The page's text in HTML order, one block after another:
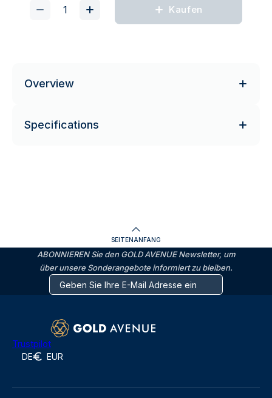
Kaufen
Overview
Specifications
SEITENANFANG
ABONNIEREN Sie den GOLD AVENUE Newsletter, um
über unsere Sonderangebote informiert zu bleiben.
Trustpilot
DE EUR